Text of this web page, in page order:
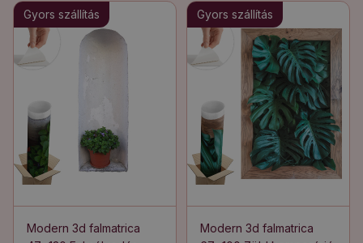
Gyors szállítás
Modern 3d falmatrica
Gyors szállítás
Modern 3d falmatrica